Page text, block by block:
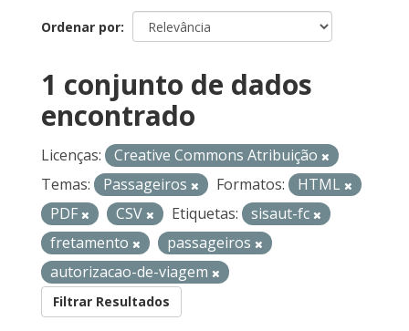
Ordenar por
1 conjunto de dados
encontrado
Licenças:
Creative Commons Atribuição
Temas:
Passageiros Formatos:
HTML
PDF
CSV Etiquetas:
sisaut-fc
fretamento
passageiros
autorizacao-de-viagem
Filtrar Resultados